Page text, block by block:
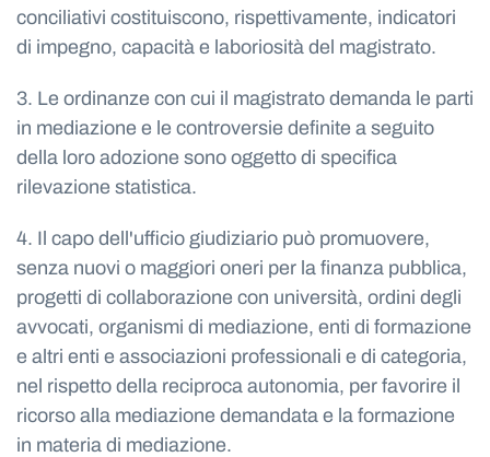
conciliativi costituiscono, rispettivamente, indicatori
di impegno, capacità e laboriosità del magistrato.
3. Le ordinanze con cui il magistrato demanda le parti
in mediazione e le controversie definite a seguito
della loro adozione sono oggetto di specifica
rilevazione statistica.
4. Il capo dell'ufficio giudiziario può promuovere,
senza nuovi o maggiori oneri per la finanza pubblica,
progetti di collaborazione con università, ordini degli
avvocati, organismi di mediazione, enti di formazione
e altri enti e associazioni professionali e di categoria,
nel rispetto della reciproca autonomia, per favorire il
ricorso alla mediazione demandata e la formazione
in materia di mediazione.